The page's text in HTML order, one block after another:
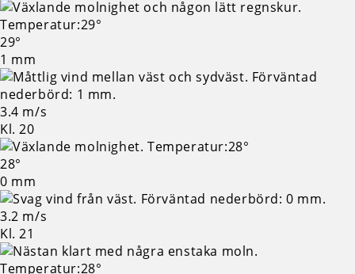
29°
1 mm
3.4 m/s
Kl. 20
28°
0 mm
3.2 m/s
Kl. 21